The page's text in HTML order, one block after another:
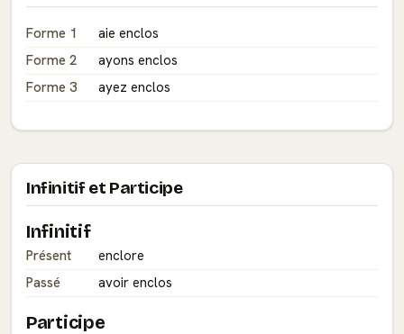
Forme 1
aie enclos
Forme 2
ayons enclos
Forme 3
ayez enclos
Infinitif et Participe
Infinitif
Présent
enclore
Passé
avoir enclos
Participe